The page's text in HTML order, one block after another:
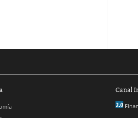
Canal